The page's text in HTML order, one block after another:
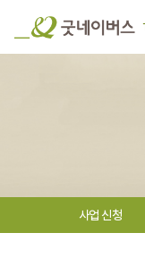
사업 신청